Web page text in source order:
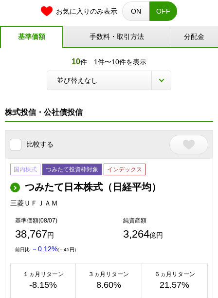
お気に入りのみ表示 ON OFF
基準価額 手数料・取引方法 分配金
10件 1件〜10件を表示
株式投信・公社債投信
比較する
国内株式 つみたて投資枠対象 インデックス
つみたて日本株式（日経平均）
三菱ＵＦＪＡＭ
基準価額(08/07)
38,767円
純資産額
3,264億円
前日比: －0.12%(－45円)
１ヵ月リターン
-8.15%
３ヵ月リターン
8.60%
６ヵ月リターン
21.57%